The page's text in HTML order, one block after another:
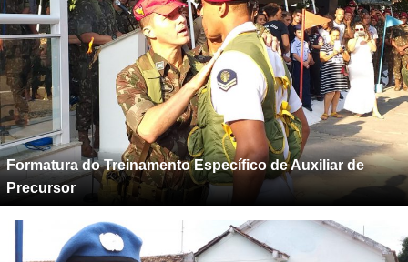
Formatura do Treinamento Específico de Auxiliar de
Precursor